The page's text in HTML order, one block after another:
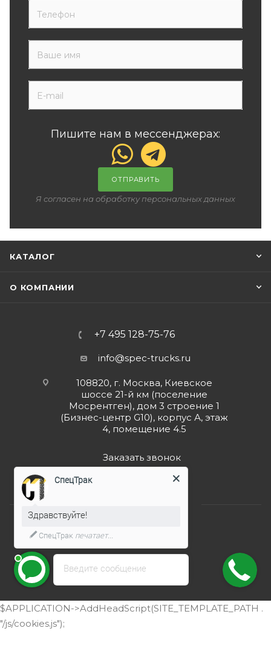
Пишите нам в мессенджерах:
ОТПРАВИТЬ
Я согласен на обработку персональных данных
КАТАЛОГ
О КОМПАНИИ
+7 495 128-75-76
info@spec-trucks.ru
108820, г. Москва, Киевское
шоссе 21-й км (поселение
Мосрентген), дом 3 строение 1
(Бизнес-центр G10), корпус А, этаж
4, помещение 4.5
Заказать звонок
$APPLICATION->AddHeadScript(SITE_TEMPLATE_PATH .
"/js/cookies.js");
Введите сообщение
СпецТрак
Здравствуйте!
СпецТрак печатает...